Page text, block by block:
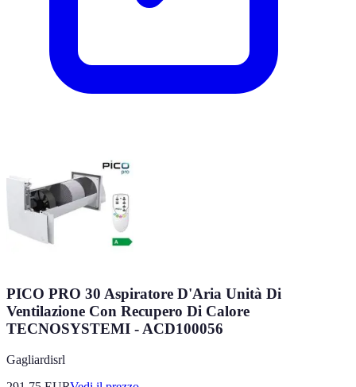
PICO PRO 30 Aspiratore D'Aria Unità Di
Ventilazione Con Recupero Di Calore
TECNOSYSTEMI - ACD100056
Gagliardisrl